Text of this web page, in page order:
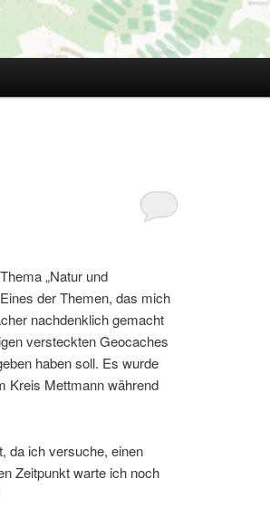
„Natur und
der Themen, das mich
nachdenklich gemacht
versteckten Geocaches
haben soll. Es wurde
Kreis Mettmann während
da ich versuche, einen
Zeitpunkt warte ich noch